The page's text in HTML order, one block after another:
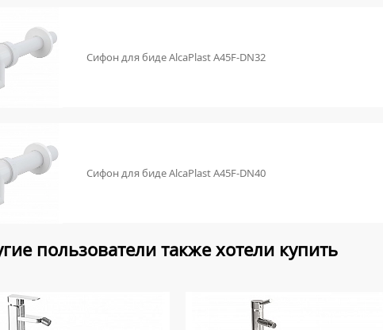
Сифон для биде AlcaPlast A45F-DN32
Сифон для биде AlcaPlast A45F-DN40
пользователи также хотели купить